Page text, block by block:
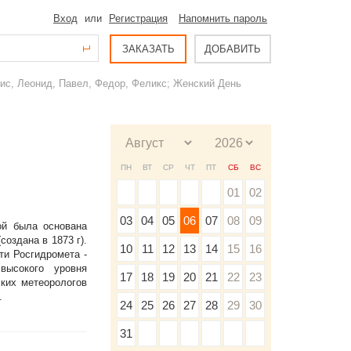
Вход или Регистрация Напомнить пароль
ЗАКАЗАТЬ ДОБАВИТЬ
Леонид, Павел, Федор, Феликс; Женский День
была основана
в 1873 г).
Росгидромета -
уровня
метеорологов
ПН ВТ СР ЧТ ПТ СБ ВС
01 02
03 04 05 06 07 08 09
10 11 12 13 14 15 16
17 18 19 20 21 22 23
24 25 26 27 28 29 30
31